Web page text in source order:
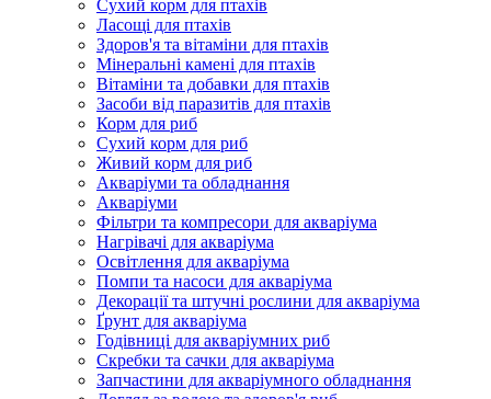
Сухий корм для птахів
Ласощі для птахів
Здоров'я та вітаміни для птахів
Мінеральні камені для птахів
Вітаміни та добавки для птахів
Засоби від паразитів для птахів
Корм для риб
Сухий корм для риб
Живий корм для риб
Акваріуми та обладнання
Акваріуми
Фільтри та компресори для акваріума
Нагрівачі для акваріума
Освітлення для акваріума
Помпи та насоси для акваріума
Декорації та штучні рослини для акваріума
Ґрунт для акваріума
Годівниці для акваріумних риб
Скребки та сачки для акваріума
Запчастини для акваріумного обладнання